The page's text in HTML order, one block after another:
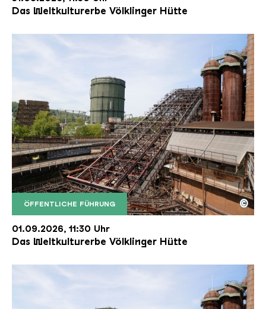
Das Weltkulturerbe Völklinger Hütte
ÖFFENTLICHE FÜHRUNG
Der Erzschrägaufzug der Völklinger Hütte mit
Copyright: Weltkulturerbe Völklinger Hütte | Karl
©
01.09.2026, 11:30 Uhr
Das Weltkulturerbe Völklinger Hütte